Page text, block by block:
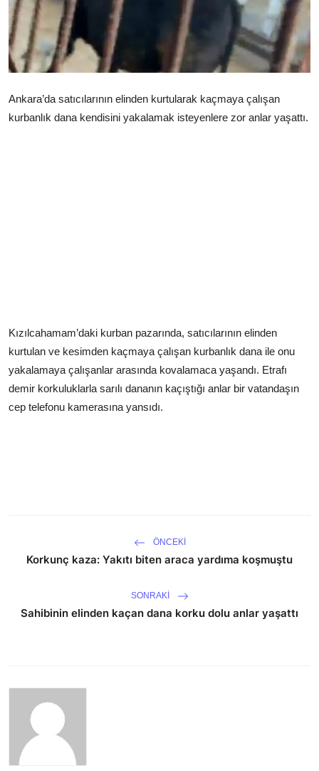
Çerkezköy
Ankara’da satıcılarının elinden kurtularak kaçmaya çalışan
kurbanlık dana kendisini yakalamak isteyenlere zor anlar yaşattı.
Kızılcahamam’daki kurban pazarında, satıcılarının elinden
kurtulan ve kesimden kaçmaya çalışan kurbanlık dana ile onu
yakalamaya çalışanlar arasında kovalamaca yaşandı. Etrafı
demir korkuluklarla sarılı dananın kaçıştığı anlar bir vatandaşın
cep telefonu kamerasına yansıdı.
ÖNCEKI
Korkunç kaza: Yakıtı biten araca yardıma koşmuştu
SONRAKI
Sahibinin elinden kaçan dana korku dolu anlar yaşattı